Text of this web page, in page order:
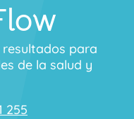
para
de la salud y
255